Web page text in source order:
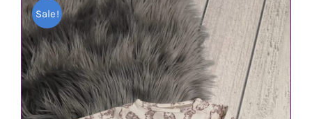
IN DEN WARENKORB / DETAILS
1,80 €
1,00 €.
Sale!